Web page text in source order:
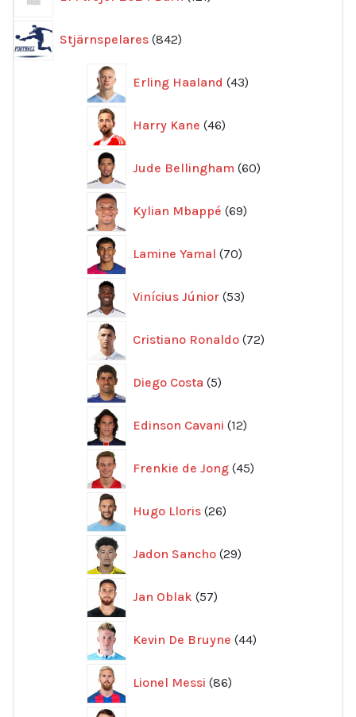
produkter
Stjärnspelares 842
produkter
Erling Haaland 43
produkter
Harry Kane 46
produkter
Jude Bellingham 60
produkter
Kylian Mbappé 69
produkter
Lamine Yamal 70
produkter
Vinícius Júnior 53
produkter
Cristiano Ronaldo 72
produkter
Diego Costa 5
produkter
Edinson Cavani 12
produkter
Frenkie de Jong 45
produkter
Hugo Lloris 26
produkter
Jadon Sancho 29
produkter
Jan Oblak 57
produkter
Kevin De Bruyne 44
produkter
Lionel Messi 86
produkter